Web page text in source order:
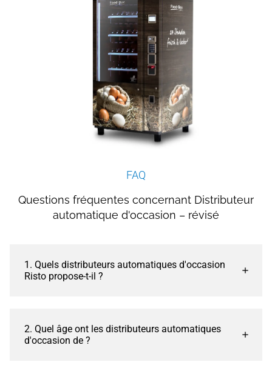
FAQ
Questions fréquentes concernant Distributeur
automatique d'occasion – révisé
1. Quels distributeurs automatiques d'occasion
Risto propose-t-il ?
2. Quel âge ont les distributeurs automatiques
d'occasion de ?